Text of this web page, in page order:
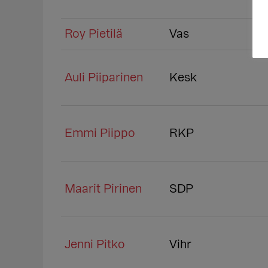
Roy Pietilä Vas
Auli Piiparinen Kesk
Emmi Piippo RKP
Maarit Pirinen SDP
Jenni Pitko Vihr